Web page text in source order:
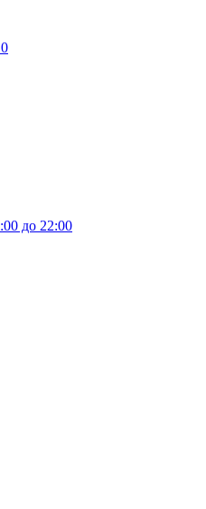
0
до 22:00